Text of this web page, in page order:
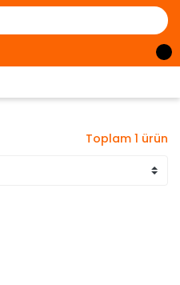
Toplam 1 ürün